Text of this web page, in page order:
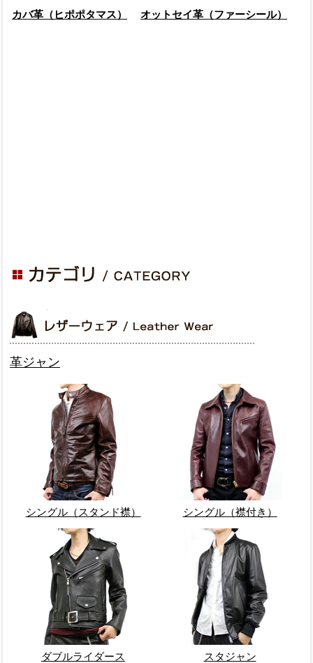
革ジャン
シングル（スタンド襟） シングル（襟付き）
ダブルライダース スタジャン